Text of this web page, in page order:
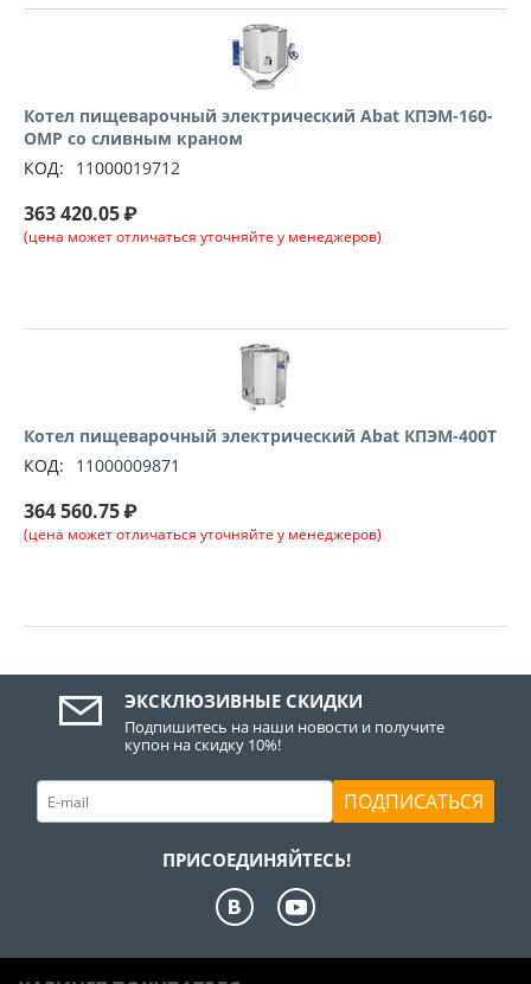
Котел пищеварочный электрический Abat КПЭМ-160-
ОМР со сливным краном
КОД:
11000019712
363 420.05₽
(цена может отличаться уточняйте у менеджеров)
Котел пищеварочный электрический Abat КПЭМ-400Т
КОД:
11000009871
364 560.75₽
(цена может отличаться уточняйте у менеджеров)
ЭКСКЛЮЗИВНЫЕ СКИДКИ
Подпишитесь на наши новости и получите
купон на скидку 10%!
ПОДПИСАТЬСЯ
ПРИСОЕДИНЯЙТЕСЬ!